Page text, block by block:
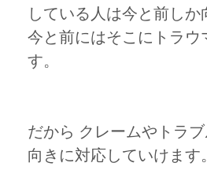
している人は今と前しか
今と前にはそこにトラウ
す。
だから クレームやトラ
向きに対応していけます。